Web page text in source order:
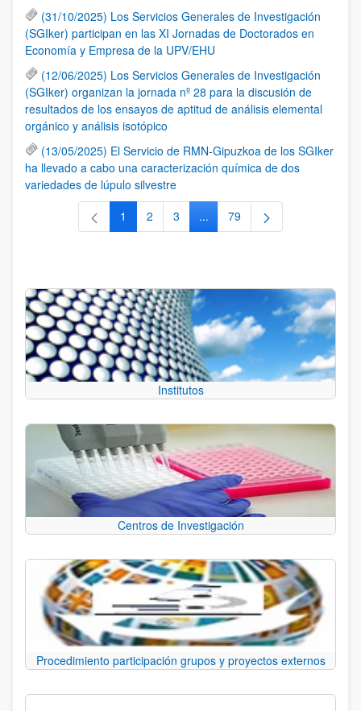
(31/10/2025) Los Servicios Generales de Investigación
(SGIker) participan en las XI Jornadas de Doctorados en
Economía y Empresa de la UPV/EHU
(12/06/2025) Los Servicios Generales de Investigación
(SGIker) organizan la jornada nº 28 para la discusión de
resultados de los ensayos de aptitud de análisis elemental
orgánico y análisis isotópico
(13/05/2025) El Servicio de RMN-Gipuzkoa de los SGIker
ha llevado a cabo una caracterización química de dos
variedades de lúpulo silvestre
Página
1 Página
2 Página
3 ...Páginas intermedias Use TAB
Página
79
Institutos
Centros de Investigación
Procedimiento participación grupos y proyectos externos